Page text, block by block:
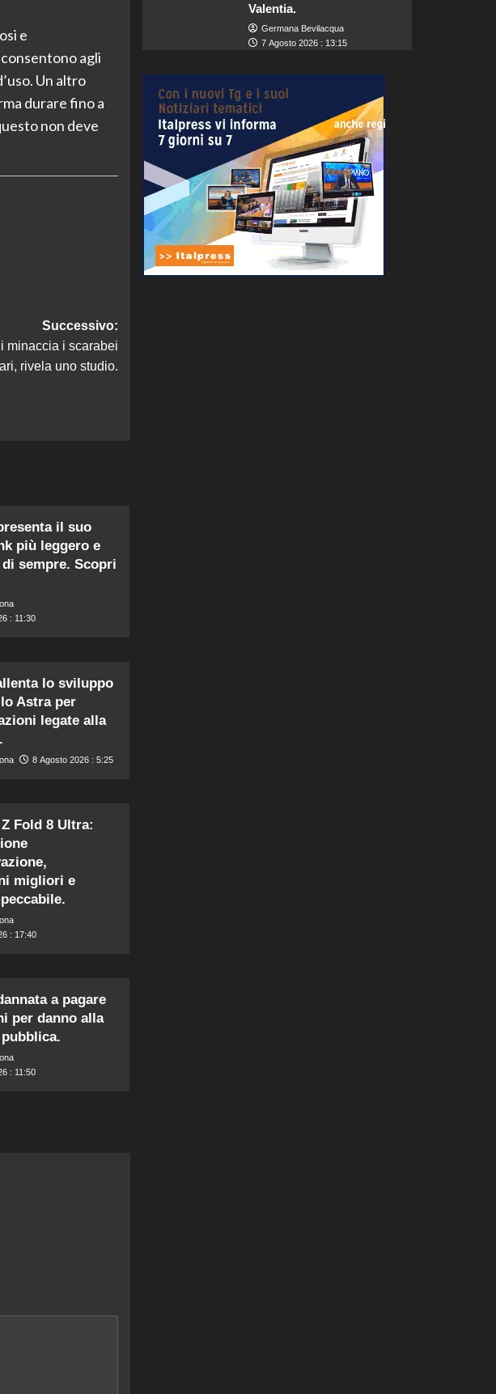
e
agli
Un altro
durare fino a
non deve
Successivo:
minaccia i scarabei
rivela uno studio.
il suo
più leggero e
sempre. Scopri
: 11:30
lo sviluppo
Astra per
legate alla
8 Agosto 2026 : 5:25
Fold 8 Ultra:
migliori e
: 17:40
a pagare
per danno alla
: 11:50
Valentia.
Germana Bevilacqua
7 Agosto 2026 : 13:15